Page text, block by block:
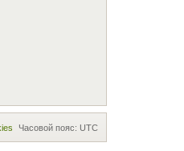
Часовой пояс: UTC